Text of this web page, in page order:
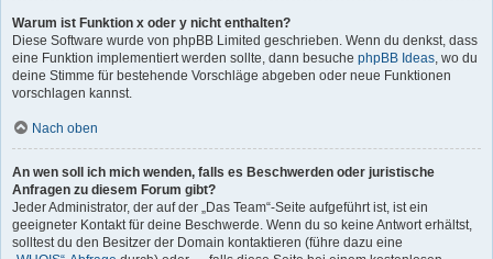
Warum ist Funktion x oder y nicht enthalten?
Diese Software wurde von phpBB Limited geschrieben. Wenn du denkst, dass
eine Funktion implementiert werden sollte, dann besuche phpBB Ideas, wo du
deine Stimme für bestehende Vorschläge abgeben oder neue Funktionen
vorschlagen kannst.
Nach oben
An wen soll ich mich wenden, falls es Beschwerden oder juristische
Anfragen zu diesem Forum gibt?
Jeder Administrator, der auf der „Das Team“-Seite aufgeführt ist, ist ein
geeigneter Kontakt für deine Beschwerde. Wenn du so keine Antwort erhältst,
solltest du den Besitzer der Domain kontaktieren (führe dazu eine